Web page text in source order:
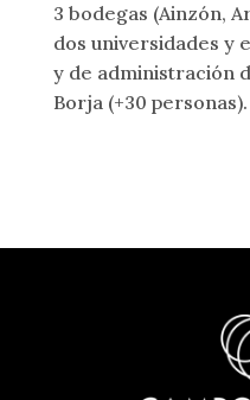
3 bodegas (Ainzón,
dos universidades y
y de administración
Borja (+30 personas).